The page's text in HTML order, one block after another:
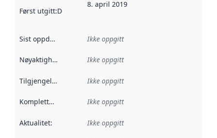
Først utgitt:Denne datoen sier når dataene i dette
8. april 2019
Sist oppdatert Ikke oppgitt
Nøyaktighet Ikke oppgitt
Tilgjengelighet Ikke oppgitt
Kompletthet Ikke oppgitt
Aktualitet: Ikke oppgitt